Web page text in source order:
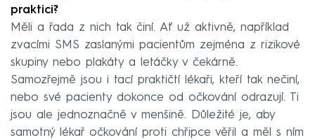
praktici?
Měli a řada z nich tak činí. Ať už aktivně, například
zvacími SMS zaslanými pacientům zejména z rizikové
skupiny nebo plakáty a letáčky v čekárně.
Samozřejmě jsou i tací praktičtí lékaři, kteří tak nečiní,
nebo své pacienty dokonce od očkování odrazují. Ti
jsou ale jednoznačně v menšině. Důležité je, aby
samotný lékař očkování proti chřipce věřil a měl s ním